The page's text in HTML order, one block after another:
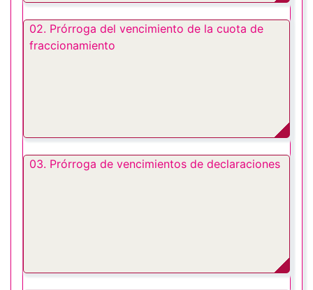
02. Prórroga del vencimiento de la cuota de
fraccionamiento
03. Prórroga de vencimientos de declaraciones